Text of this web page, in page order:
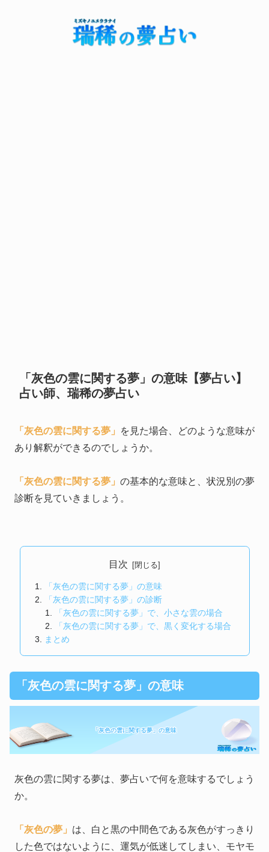
「灰色の雲に関する夢」の意味【夢占い】
占い師、瑞稀の夢占い
「灰色の雲に関する夢」
を見た場合、どのような意味が
あり解釈ができるのでしょうか。
「灰色の雲に関する夢」 の基本的な意味と、状況別の夢
診断を見ていきましょう。
目次
「灰色の雲に関する夢」の意味
「灰色の雲に関する夢」の診断
「灰色の雲に関する夢」で、小さな雲の場合
「灰色の雲に関する夢」で、黒く変化する場合
まとめ
「灰色の雲に関する夢」の意味
「灰色の雲に関する夢」の意味
灰色の雲に関する夢は、夢占いで何を意味するでしょう
か。
「灰色の夢」 は、白と黒の中間色である灰色がすっきり
した色ではないように、運気が低迷してしまい、モヤモ